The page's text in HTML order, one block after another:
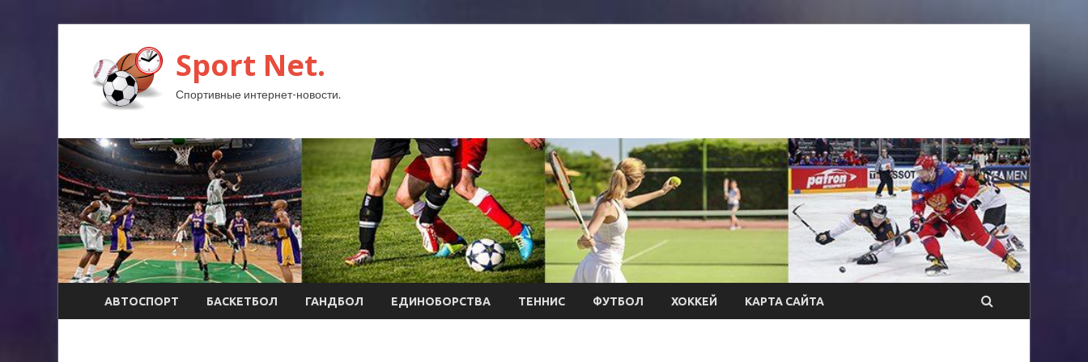
Sport Net.
Спортивные интернет-новости.
АВТОСПОРТ БАСКЕТБОЛ ГАНДБОЛ ЕДИНОБОРСТВА ТЕННИС ФУТБОЛ ХОККЕЙ КАРТА САЙТА